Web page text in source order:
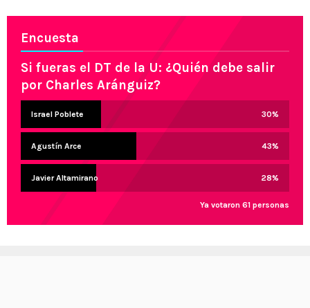
Encuesta
Si fueras el DT de la U: ¿Quién debe salir
por Charles Aránguiz?
Israel Poblete 30%
Agustín Arce 43%
Javier Altamirano 28%
Ya votaron 61 personas